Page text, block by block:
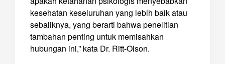
kesehatan keseluruhan yang lebih baik atau
sebaliknya, yang berarti bahwa penelitian
tambahan penting untuk memisahkan
hubungan ini,” kata Dr. Ritt-Olson.